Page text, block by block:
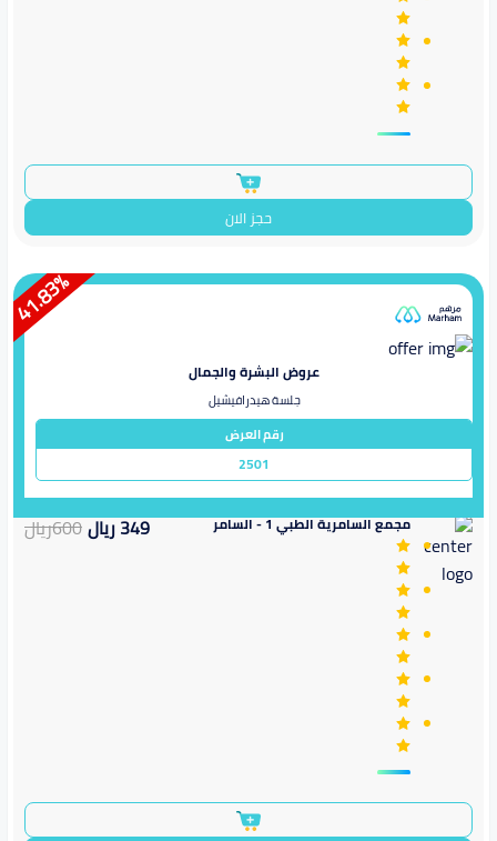
حجز الان
41.83
%
عروض البشرة والجمال
جلسة هيدرافيشيل
رقم العرض
2501
مجمع السامرية الطبي 1 - السامر 349ريال600ريال